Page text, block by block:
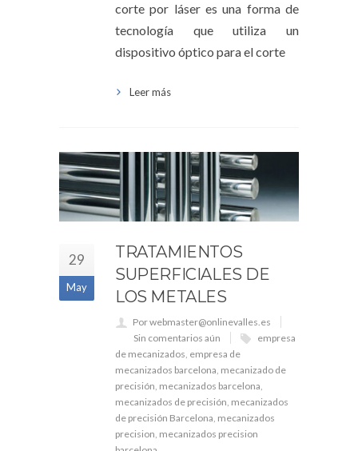
corte por láser es una forma de
tecnología que utiliza un
dispositivo óptico para el corte
Leer más
29
May
TRATAMIENTOS
SUPERFICIALES DE
LOS METALES
Por webmaster@onlinevalles.es
Sin comentarios aún
empresa
de mecanizados empresa de
mecanizados barcelona mecanizado de
precisión mecanizados barcelona
mecanizados de precisión mecanizados
de precisión Barcelona mecanizados
precision mecanizados precision